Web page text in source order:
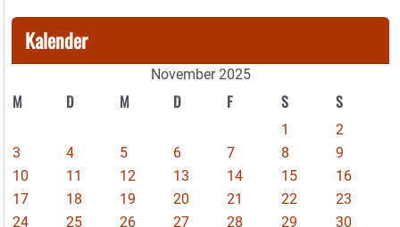
Kalender
November 2025
M D M D F S S
1
2
3
4 5 6 7 8
9
10
11 12 13 14 15
16
17
18 19 20 21 22
23
24
25 26 27 28 29
30